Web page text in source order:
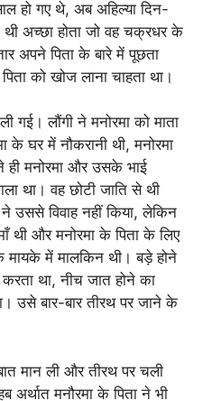
हो गए थे, अब अहिल्या दिन-
थी अच्छा होता जो वह चक्रधर के
अपने पिता के बारे में पूछता
को खोज लाना चाहता था।
गई। लौंगी ने मनोरमा को माता
के घर में नौकरानी थी, मनोरमा
ही मनोरमा और उसके भाई
था। वह छोटी जाति से थी
ने उससे विवाह नहीं किया, लेकिन
थी और मनोरमा के पिता के लिए
मायके में मालकिन थी। बड़े होने
था, नीच जात होने का
उसे बार-बार तीरथ पर जाने के
मान ली और तीरथ पर चली
अर्थात मनौरमा के पिता ने भी